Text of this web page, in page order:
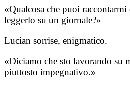
«Qualcosa che puoi
leggerlo su un giornale?»
Lucian sorrise, enigmatico.
«Diciamo che sto lavorando su
piuttosto impegnativo.»